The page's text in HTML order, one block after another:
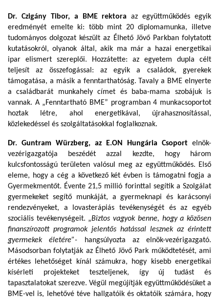
Dr. Czigány Tibor,a BME rektoraaz együttműködés egyik
eredményét emelte ki: több mint 20 diplomamunka, illetve
tudományos dolgozat készült az Élhető Jövő Parkban folytatott
kutatásokról, olyanok által, akik ma már a hazai energetikai
ipar elismert szereplői. Hozzátette: az egyetem dupla célt
teljesít az összefogással: az egyik a családok, gyerekek
támogatása, a másik a fenntarthatóság. Tavaly a BME elnyerte
a családbarát munkahely címet és baba-mama szobájuk is
vannak. A „Fenntartható BME” programban 4 munkacsoportot
hoztak létre, ahol energetikával, újrahasznosítással,
közlekedéssel és szolgáltatásokkal foglalkoznak.
Dr. Guntram Würzberg, az E.ON Hungária Csoport elnök-
vezérigazgatója beszédét azzal kezdte, hogy három
kulcsfontosságú területen valósul meg az együttműködés. Első
eleme, hogy a cég a következő két évben is támogatni fogja a
Gyermekmentőt. Évente 21,5 millió forinttal segítik a Szolgálat
gyermekeket segítő munkáját, a gyermeknapi és karácsonyi
rendezvényeket, a lovasterápiás tevékenységét és az egyéb
szociális tevékenységeit. „Biztos vagyok benne, hogy a közösen
finanszírozott programok jelentős hatással lesznek az érintett
gyermekek életére”-
hangsúlyozta az elnök-vezérigazgató.
Másodsorban folytatják az Élhető Jövő Park működtetését, ami
értékes lehetőséget kínál számukra, hogy kisebb energetikai
kísérleti projekteket teszteljenek, így új tudást és
tapasztalatokat szerezve. Végül megújítják együttműködésüket a
BME-vel is, lehetővé téve hallgatóik és oktatóik számára, hogy